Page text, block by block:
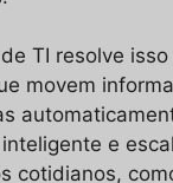
TI resolve
movem
e
cotidianos,